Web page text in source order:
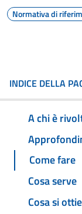
Normativa di
INDICE DELLA
A chi è
Come fare
Cosa serve
Cosa si